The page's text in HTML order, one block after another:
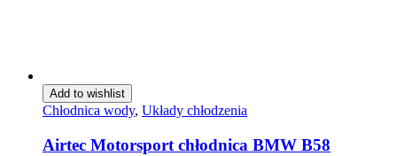
Add to wishlist
Chłodnica wody, Układy chłodzenia
Airtec Motorsport chłodnica BMW B58